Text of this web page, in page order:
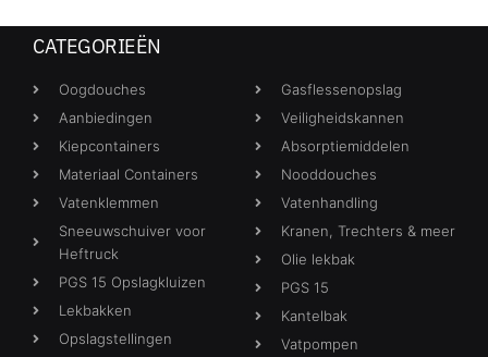
CATEGORIEËN
Oogdouches
Aanbiedingen
Kiepcontainers
Materiaal Containers
Vatenklemmen
Sneeuwschuiver voor
Heftruck
PGS 15 Opslagkluizen
Lekbakken
Opslagstellingen
Gasflessenopslag
Veiligheidskannen
Absorptiemiddelen
Nooddouches
Vatenhandling
Kranen, Trechters & meer
Olie lekbak
PGS 15
Kantelbak
Vatpompen